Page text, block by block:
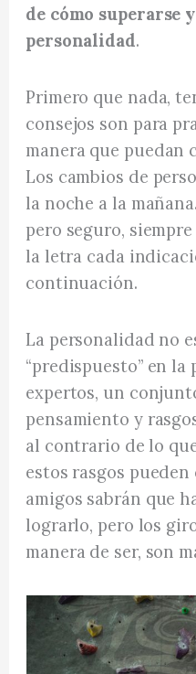
de cómo superarse
personalidad.
Primero que nada,
consejos son para
manera que puedan
Los cambios de
la noche a la
pero seguro,
la letra cada
continuación.
La personalidad no
“predispuesto” en la
expertos, un
pensamiento y
al contrario de lo
estos rasgos pueden
amigos sabrán que
lograrlo, pero los
manera de ser, son